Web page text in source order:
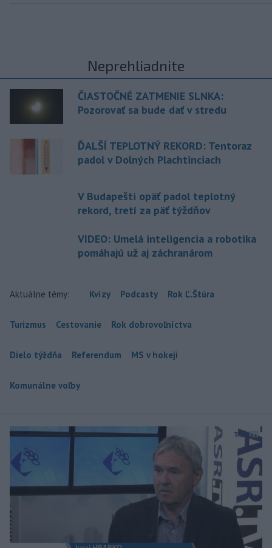
Neprehliadnite
ČIASTOČNÉ ZATMENIE SLNKA:
Pozorovať sa bude dať v stredu
ĎALŠÍ TEPLOTNÝ REKORD: Tentoraz
padol v Dolných Plachtinciach
V Budapešti opäť padol teplotný
rekord, tretí za päť týždňov
VIDEO: Umelá inteligencia a robotika
pomáhajú už aj záchranárom
Aktuálne témy: Kvízy Podcasty Rok Ľ.Štúra
Turizmus Cestovanie Rok dobrovoľníctva
Dielo týždňa Referendum MS v hokeji
Komunálne voľby